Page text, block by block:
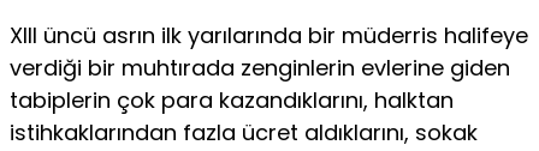
XIII üncü asrın ilk yarılarında bir müderris halifeye
verdiği bir muhtırada zenginlerin evlerine giden
tabiplerin çok para kazandıklarını, halktan
istihkaklarından fazla ücret aldıklarını, sokak